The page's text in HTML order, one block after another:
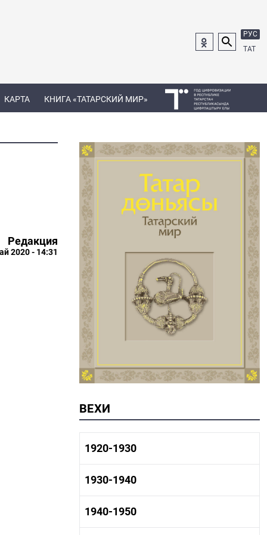
РУС
ТАТ
КАРТА КНИГА «ТАТАРСКИЙ МИР»
Редакция
2020 - 14:31
ВЕХИ
1920-1930
1920-1930 история
1920-1930 культура
1930-1940
1930-1940 история
1930-1940 культура
1940-1950